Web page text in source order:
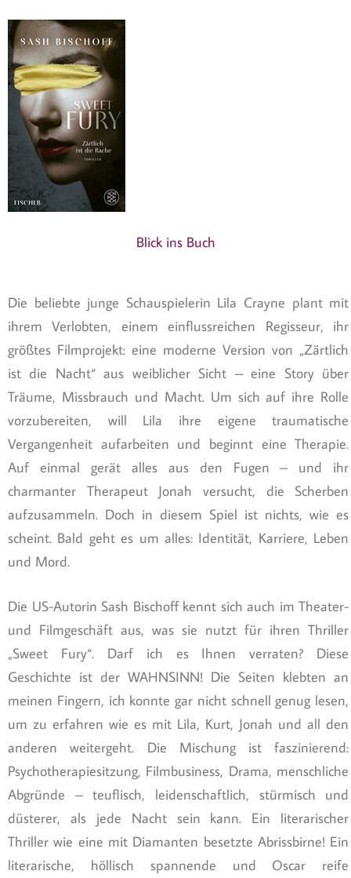
Blick ins Buch
Die beliebte junge Schauspielerin Lila Crayne plant mit
ihrem Verlobten, einem einflussreichen Regisseur, ihr
größtes Filmprojekt: eine moderne Version von „Zärtlich
ist die Nacht“ aus weiblicher Sicht – eine Story über
Träume, Missbrauch und Macht. Um sich auf ihre Rolle
vorzubereiten, will Lila ihre eigene traumatische
Vergangenheit aufarbeiten und beginnt eine Therapie.
Auf einmal gerät alles aus den Fugen – und ihr
charmanter Therapeut Jonah versucht, die Scherben
aufzusammeln. Doch in diesem Spiel ist nichts, wie es
scheint. Bald geht es um alles: Identität, Karriere, Leben
und Mord.
Die US-Autorin Sash Bischoff kennt sich auch im Theater-
und Filmgeschäft aus, was sie nutzt für ihren Thriller
„Sweet Fury“. Darf ich es Ihnen verraten? Diese
Geschichte ist der WAHNSINN! Die Seiten klebten an
meinen Fingern, ich konnte gar nicht schnell genug lesen,
um zu erfahren wie es mit Lila, Kurt, Jonah und all den
anderen weitergeht. Die Mischung ist faszinierend:
Psychotherapiesitzung, Filmbusiness, Drama, menschliche
Abgründe – teuflisch, leidenschaftlich, stürmisch und
düsterer, als jede Nacht sein kann. Ein literarischer
Thriller wie eine mit Diamanten besetzte Abrissbirne! Ein
literarische, höllisch spannende und Oscar reife